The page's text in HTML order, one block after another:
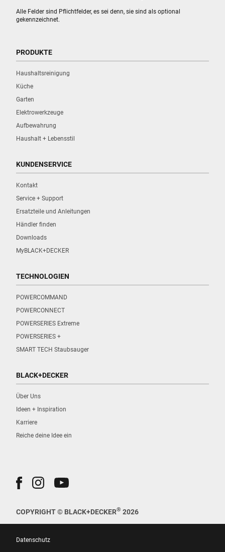
Alle Felder sind Pflichtfelder, es sei denn, sie sind als optional
gekennzeichnet.
PRODUKTE
Haushaltsreinigung
Küche
Garten
Elektrowerkzeuge
Aufbewahrung
Haushalt + Lebensstil
KUNDENSERVICE
Kontakt
Service + Support
Ersatzteile und Anleitungen
Händler finden
Downloads
MyBLACK+DECKER
TECHNOLOGIEN
POWERCOMMAND
POWERCONNECT
POWERSERIES Extreme
POWERSERIES +
SMART TECH Staubsauger
BLACK+DECKER
Über Uns
Ideen + Inspiration
Karriere
Reiche deine Idee ein
COPYRIGHT © BLACK+DECKER® 2026
Datenschutz